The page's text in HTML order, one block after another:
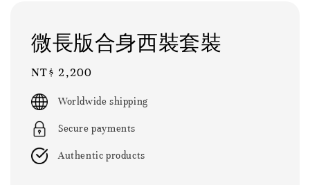
微長版合身西裝套裝
Regular
price
NT$ 2,200
Worldwide shipping
Secure payments
Authentic products